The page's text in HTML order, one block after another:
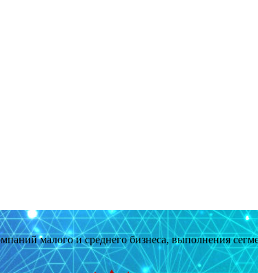
малого и среднего бизнеса, выполнения